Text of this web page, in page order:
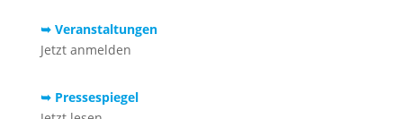
➥ Veranstaltungen
Jetzt anmelden
➥ Pressespiegel